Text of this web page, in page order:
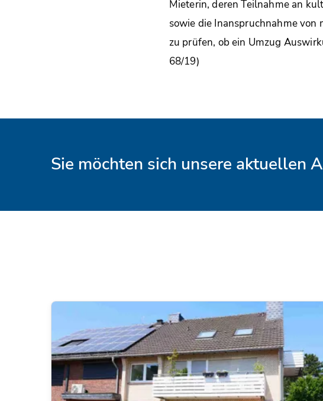
Mieterin, deren Teilnahme an
sowie die Inanspruchnahme
zu prüfen, ob ein Umzug
68/19)
Sie möchten sich unsere aktuellen